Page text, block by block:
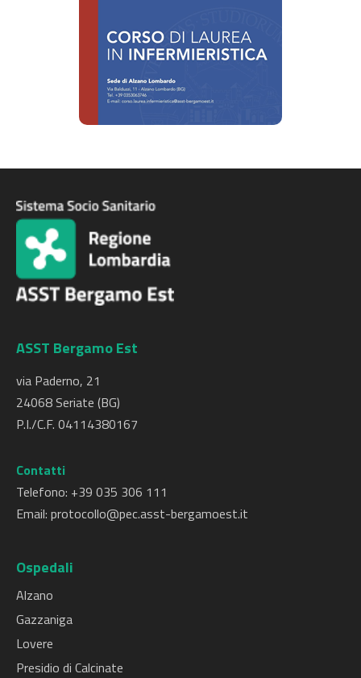
ASST Bergamo Est
via Paderno, 21
24068 Seriate (BG)
P.I./C.F. 04114380167
Contatti
Telefono: +39 035 306 111
Email: protocollo@pec.asst-bergamoest.it
Ospedali
Alzano
Gazzaniga
Lovere
Presidio di Calcinate